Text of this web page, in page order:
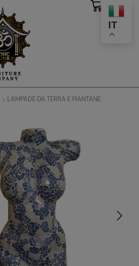
IT
LAMPADE DA TERRA E PIANTANE